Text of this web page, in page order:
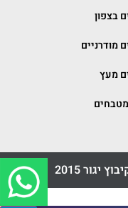
בצפון
מודרניים
מעץ
יגור 2015